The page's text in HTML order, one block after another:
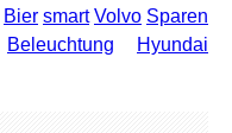
Bier smart Volvo Sparen
Beleuchtung
Hyundai